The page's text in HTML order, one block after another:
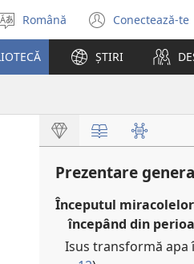
Selectaţi
limba
Română Conectează-te
(se
deschide
fereastră
ȘTIRI
Prezentare
Începutul
începând din
Isus transformă apa